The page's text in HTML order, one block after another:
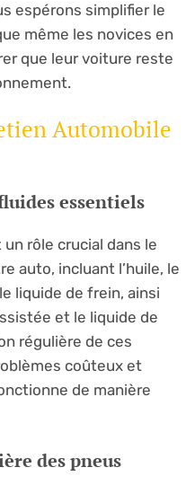
espérons simplifier le
même les novices en
que leur voiture reste
Automobile
essentiels
rôle crucial dans le
auto, incluant l’huile, le
liquide de frein, ainsi
et le liquide de
régulière de ces
coûteux et
de manière
des pneus